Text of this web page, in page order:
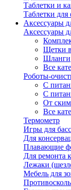
Таблетки и
Таблетки для
Аксессуары
Аксессуары
Щетки
Шланги
Все
Роботы-
С
С
От
Все
Термометр
Игры для
Для
Плавающие
Для ремонта
Лежаки
Мебель для